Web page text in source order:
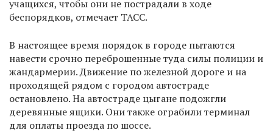
учащихся, чтобы они не пострадали в ходе
беспорядков, отмечает ТАСС.
В настоящее время порядок в городе пытаются
навести срочно переброшенные туда силы полиции и
жандармерии. Движение по железной дороге и на
проходящей рядом с городом автостраде
остановлено. На автостраде цыгане подожгли
деревянные ящики. Они также ограбили терминал
для оплаты проезда по шоссе.